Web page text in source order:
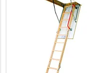
сэкономить
Она легко складывается
не занимает много места.
проникновение
Особенно это важно
выемки на ступенях